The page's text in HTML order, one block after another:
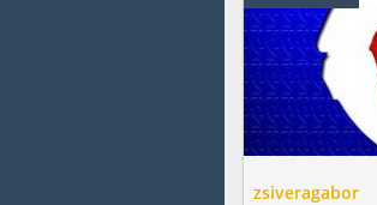
zsiveragabor